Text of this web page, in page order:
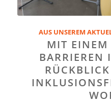
AUS UNSEREM
MIT EINEM
BARRIEREN